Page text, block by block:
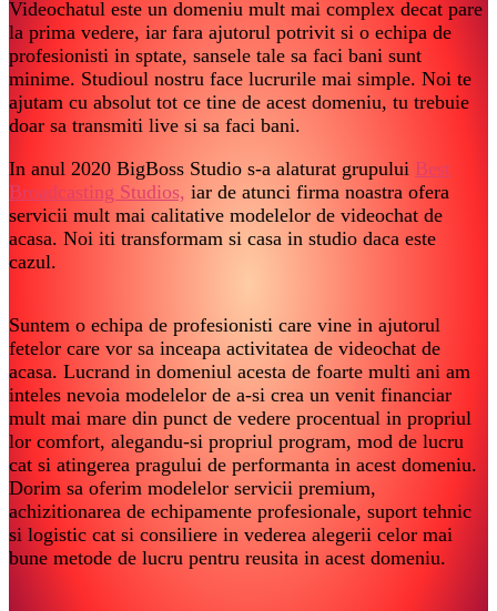
Videochatul este un domeniu mult mai complex decat pare
la prima vedere, iar fara ajutorul potrivit si o echipa de
profesionisti in sptate, sansele tale sa faci bani sunt
minime. Studioul nostru face lucrurile mai simple. Noi te
ajutam cu absolut tot ce tine de acest domeniu, tu trebuie
doar sa transmiti live si sa faci bani.
In anul 2020 BigBoss Studio s-a alaturat grupului Best
Broadcasting Studios, iar de atunci firma noastra ofera
servicii mult mai calitative modelelor de videochat de
acasa. Noi iti transformam si casa in studio daca este
cazul.
Suntem o echipa de profesionisti care vine in ajutorul
fetelor care vor sa inceapa activitatea de videochat de
acasa. Lucrand in domeniul acesta de foarte multi ani am
inteles nevoia modelelor de a-si crea un venit financiar
mult mai mare din punct de vedere procentual in propriul
lor comfort, alegandu-si propriul program, mod de lucru
cat si atingerea pragului de performanta in acest domeniu.
Dorim sa oferim modelelor servicii premium,
achizitionarea de echipamente profesionale, suport tehnic
si logistic cat si consiliere in vederea alegerii celor mai
bune metode de lucru pentru reusita in acest domeniu.